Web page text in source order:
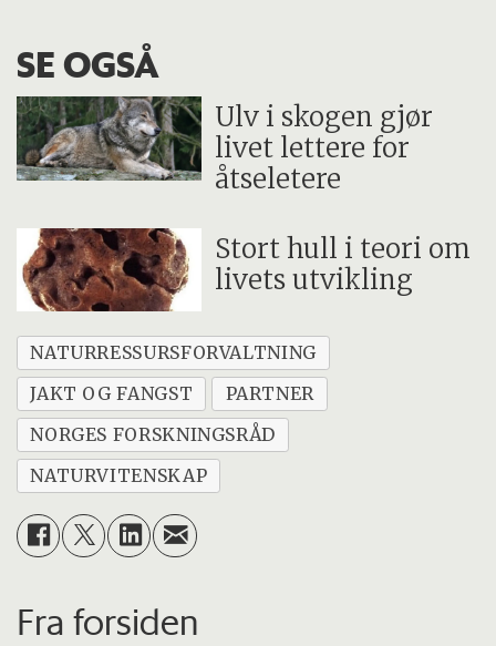
SE OGSÅ
Ulv i skogen gjør
livet lettere for
åtseletere
Stort hull i teori om
livets utvikling
NATURRESSURSFORVALTNING
JAKT OG FANGST
PARTNER
NORGES FORSKNINGSRÅD
NATURVITENSKAP
Fra forsiden